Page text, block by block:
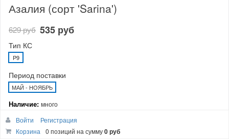
Азалия (сорт 'Sarina')
629 руб 535 руб
Тип КС
P9
Период поставки
МАЙ - НОЯБРЬ
Наличие: много
Войти
Регистрация
Корзина
0 позиций на сумму0 руб